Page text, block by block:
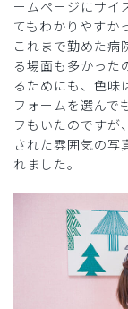
ームページにサイ
てもわかりやすか
これまで勤めた病
る場面も多かった
るためにも、色味
フォームを選んで
フもいたのですが
された雰囲気の写
れました。